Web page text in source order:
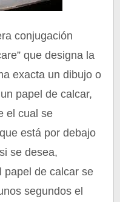
conjugación
que designa la
exacta un dibujo o
papel de calcar,
el cual se
está por debajo
se desea,
papel de calcar se
segundos el